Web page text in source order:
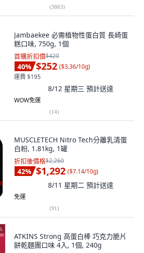
(3863)
Jambaekee 必需植物性蛋白質 長崎蛋
糕口味, 750g, 1個
首購折扣價$420
40% $252 ($3.36/10g)
運費 $195
8/12 星期三 預計送達
WOW免運
(14)
MUSCLETECH Nitro Tech分離乳清蛋
白粉, 1.81kg, 1罐
折扣後價格$2,260
42% $1,292 ($7.14/10g)
8/11 星期二 預計送達
免運
(91)
ATKINS Strong 高蛋白棒 巧克力脆片
餅乾麵團口味 4入, 1個, 240g